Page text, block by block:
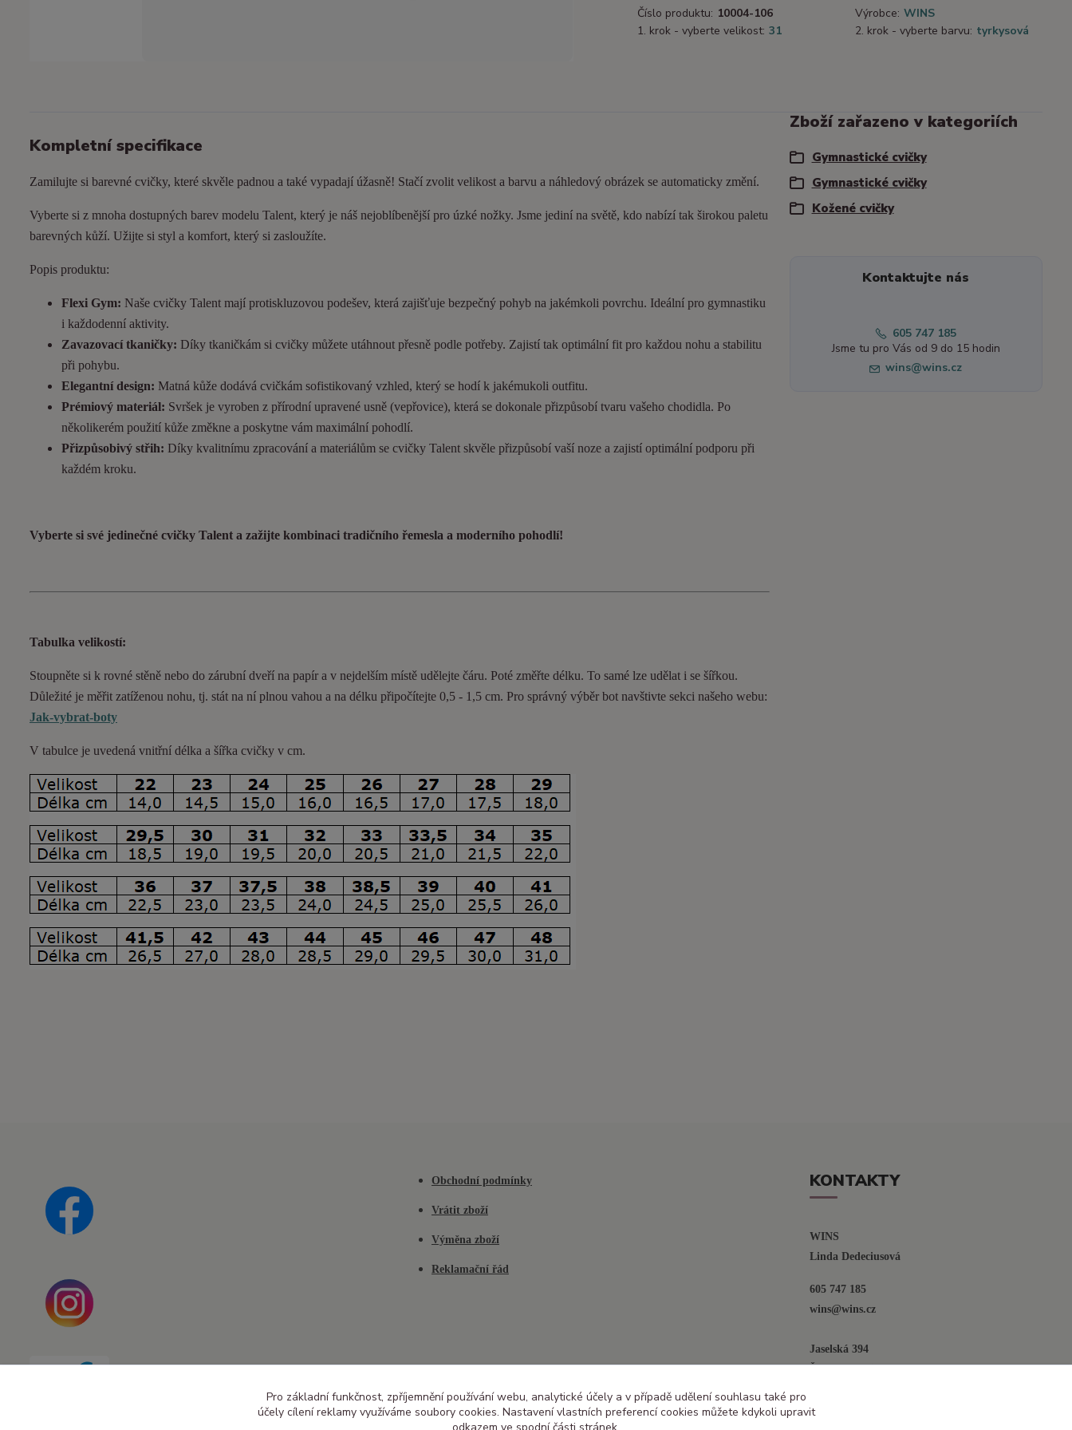
Číslo produktu: 10004-106 Výrobce: WINS
1. krok - vyberte velikost: 31 2. krok - vyberte barvu: tyrkysová
Kompletní specifikace
Zamilujte si barevné cvičky, které skvěle padnou a také vypadají úžasně! Stačí zvolit velikost a barvu a náhledový obrázek se automaticky změní.
Vyberte si z mnoha dostupných barev modelu Talent, který je náš nejoblíbenější pro úzké nožky. Jsme jediní na světě, kdo nabízí tak širokou paletu
barevných kůží. Užijte si styl a komfort, který si zasloužíte.
Popis produktu:
Flexi Gym: Naše cvičky Talent mají protiskluzovou podešev, která zajišťuje bezpečný pohyb na jakémkoli povrchu. Ideální pro gymnastiku
i každodenní aktivity.
Zavazovací tkaničky: Díky tkaničkám si cvičky můžete utáhnout přesně podle potřeby. Zajistí tak optimální fit pro každou nohu a stabilitu
při pohybu.
Elegantní design: Matná kůže dodává cvičkám sofistikovaný vzhled, který se hodí k jakémukoli outfitu.
Prémiový materiál: Svršek je vyroben z přírodní upravené usně (vepřovice), která se dokonale přizpůsobí tvaru vašeho chodidla. Po
několikerém použití kůže změkne a poskytne vám maximální pohodlí.
Přizpůsobivý střih: Díky kvalitnímu zpracování a materiálům se cvičky Talent skvěle přizpůsobí vaší noze a zajistí optimální podporu při
každém kroku.
Vyberte si své jedinečné cvičky Talent a zažijte kombinaci tradičního řemesla a moderního pohodlí!
Tabulka velikostí:
Stoupněte si k rovné stěně nebo do zárubní dveří na papír a v nejdelším místě udělejte čáru. Poté změřte délku. To samé lze udělat i se šířkou.
Důležité je měřit zatíženou nohu, tj. stát na ní plnou vahou a na délku připočítejte 0,5 - 1,5 cm. Pro správný výběr bot navštivte sekci našeho webu:
Jak-vybrat-boty
V tabulce je uvedená vnitřní délka a šířka cvičky v cm.
Zboží zařazeno v kategoriích
Gymnastické cvičky
Gymnastické cvičky
Kožené cvičky
Kontaktujte nás
605 747 185
Jsme tu pro Vás od 9 do 15 hodin
wins@wins.cz
Obchodní podmínky
Vrátit zboží
Výměna zboží
Reklamační řád
KONTAKTY
WINS
Linda Dedeciusová
605 747 185
wins@wins.cz
Jaselská 394
Šenov u N. Jičína
Pro základní funkčnost, zpříjemnění používání webu, analytické účely a v případě udělení souhlasu také pro
účely cílení reklamy využíváme soubory cookies. Nastavení vlastních preferencí cookies můžete kdykoli upravit